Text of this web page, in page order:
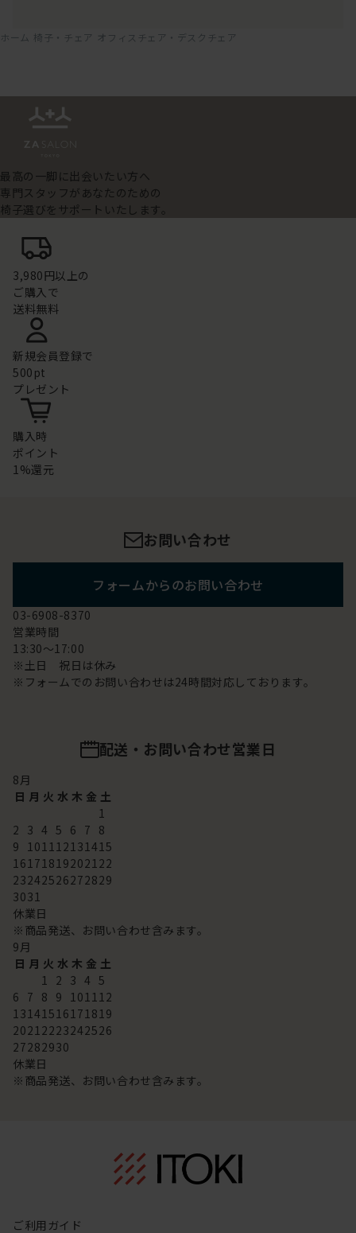
ホーム 椅子・チェア オフィスチェア・デスクチェア
最高の一脚に出会いたい方へ
専門スタッフがあなたのための
椅子選びをサポートいたします。
3,980円以上の
ご購入で
送料無料
新規会員登録で
500pt
プレゼント
購入時
ポイント
1%還元
お問い合わせ
フォームからのお問い合わせ
03-6908-8370
営業時間
13:30～17:00
※土日 祝日は休み
※フォームでのお問い合わせは24時間対応しております。
配送・お問い合わせ営業日
8月
日 月 火 水 木 金 土
1
2 3 4 5 6 7 8
9 101112131415
16171819202122
23242526272829
3031
休業日
※商品発送、お問い合わせ含みます。
9月
日 月 火 水 木 金 土
1 2 3 4 5
6 7 8 9 101112
13141516171819
20212223242526
27282930
休業日
※商品発送、お問い合わせ含みます。
ご利用ガイド